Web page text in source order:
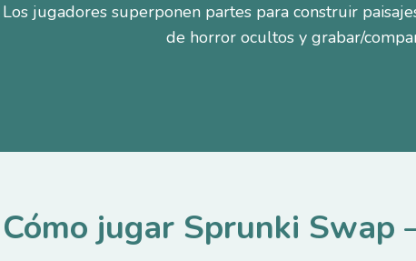
Los jugadores superponen partes para construir
de horror ocultos y grabar/
Cómo jugar Sprunki Swap